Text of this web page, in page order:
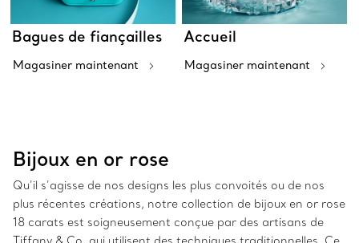
Bagues de fiançailles
Magasiner maintenant
Accueil
Magasiner maintenant
Bijoux en or rose
Qu’il s’agisse de nos designs les plus convoités ou de nos
plus récentes créations, notre collection de bijoux en or rose
18 carats est soigneusement conçue par des artisans de